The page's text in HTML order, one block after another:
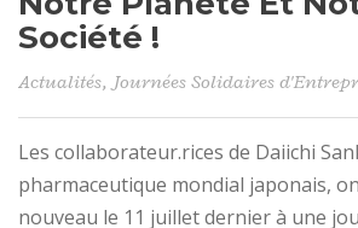
Société !
Actualités, Journées Solidaires
Les collaborateur.rices de Daiichi
pharmaceutique mondial japonais,
nouveau le 11 juillet dernier à une